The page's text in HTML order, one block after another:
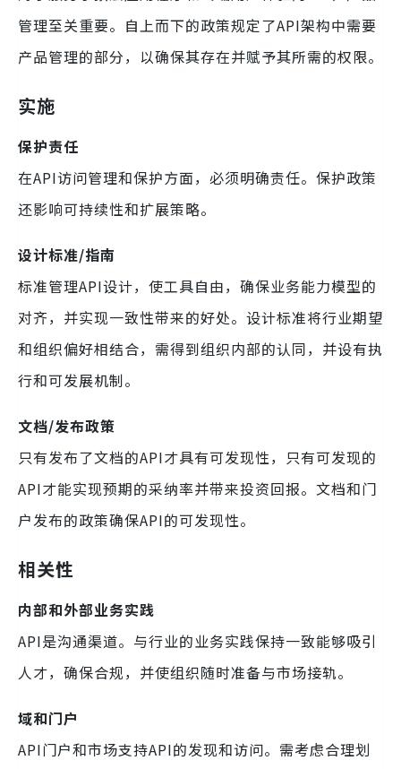
管理至关重要。自上而下的政策规定了API架构中需要
产品管理的部分，以确保其存在并赋予其所需的权限。
实施
保护责任
在API访问管理和保护方面，必须明确责任。保护政策
还影响可持续性和扩展策略。
设计标准/指南
标准管理API设计，使工具自由，确保业务能力模型的
对齐，并实现一致性带来的好处。设计标准将行业期望
和组织偏好相结合，需得到组织内部的认同，并设有执
行和可发展机制。
文档/发布政策
只有发布了文档的API才具有可发现性，只有可发现的
API才能实现预期的采纳率并带来投资回报。文档和门
户发布的政策确保API的可发现性。
相关性
内部和外部业务实践
API是沟通渠道。与行业的业务实践保持一致能够吸引
人才，确保合规，并使组织随时准备与市场接轨。
域和门户
API门户和市场支持API的发现和访问。需考虑合理划